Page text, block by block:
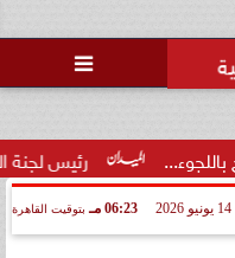

رئيس لجنة الحكام:
06:23 مـ بتوقيت القاهرة